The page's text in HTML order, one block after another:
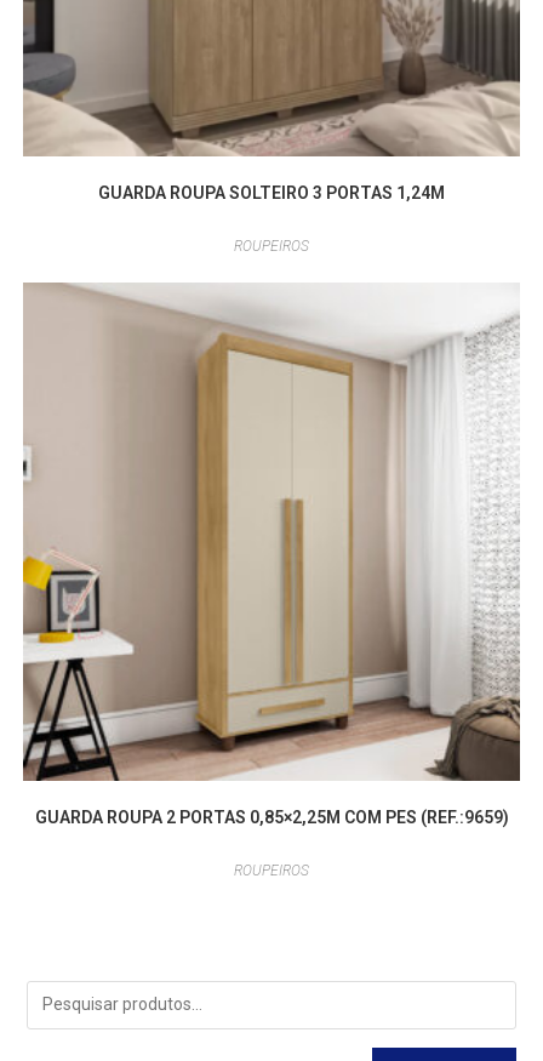
GUARDA ROUPA SOLTEIRO 3 PORTAS 1,24M
ROUPEIROS
GUARDA ROUPA 2 PORTAS 0,85×2,25M COM PES (REF.:9659)
ROUPEIROS